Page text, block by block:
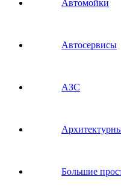
Автомойки
Автосервисы
АЗС
Большие